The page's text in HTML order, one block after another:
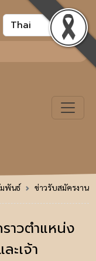
พันธ์ ข่าวรับสมัครงาน
าวตำแหน่ง
เจ้า